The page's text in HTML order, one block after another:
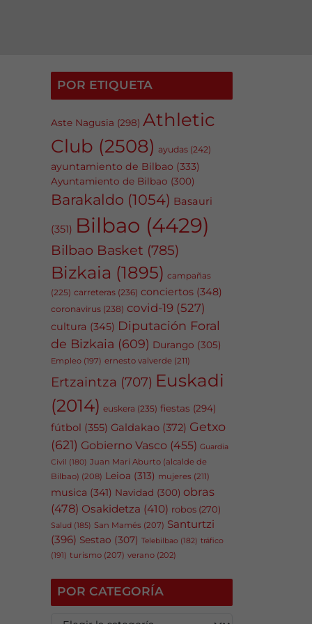
POR ETIQUETA
Aste Nagusia (298) Athletic
Club (2508) ayudas (242)
ayuntamiento de Bilbao (333)
Ayuntamiento de Bilbao (300)
Barakaldo (1054) Basauri
(351) Bilbao (4429)
Bilbao Basket (785)
Bizkaia (1895) campañas
(225) carreteras (236) conciertos (348)
coronavirus (238) covid-19 (527)
cultura (345) Diputación Foral
de Bizkaia (609) Durango (305)
Empleo (197) ernesto valverde (211)
Ertzaintza (707) Euskadi
(2014) euskera (235) fiestas (294)
fútbol (355) Galdakao (372) Getxo
(621) Gobierno Vasco (455) Guardia
Civil (180) Juan Mari Aburto (alcalde de
Bilbao) (208) Leioa (313) mujeres (211)
musica (341) Navidad (300) obras
(478) Osakidetza (410) robos (270)
Salud (185) San Mamés (207) Santurtzi
(396) Sestao (307) Telebilbao (182) tráfico
(191) turismo (207) verano (202)
POR CATEGORÍA